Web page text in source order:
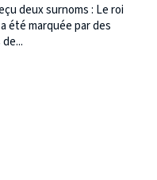
deux surnoms : Le roi
été marquée par des